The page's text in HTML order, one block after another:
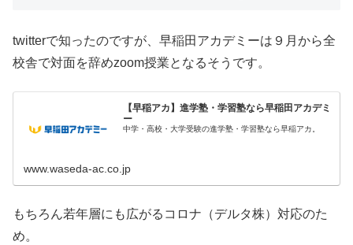
twitterで知ったのですが、早稲田アカデミーは９月から全
校舎で対面を辞めzoom授業となるそうです。
【早稲アカ】進学塾・学習塾なら早稲田アカデミ
ー
中学・高校・大学受験の進学塾・学習塾なら早稲アカ。
www.waseda-ac.co.jp
もちろん若年層にも広がるコロナ（デルタ株）対応のた
め。